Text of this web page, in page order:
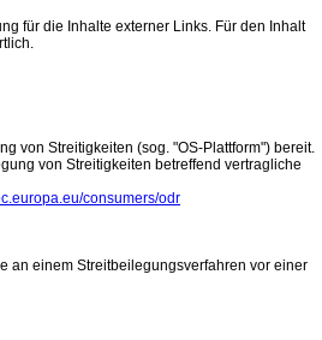
für die Inhalte externer Links. Für den Inhalt
von Streitigkeiten (sog. "OS-Plattform") bereit.
von Streitigkeiten betreffend vertragliche
consumers/odr
an einem Streitbeilegungsverfahren vor einer